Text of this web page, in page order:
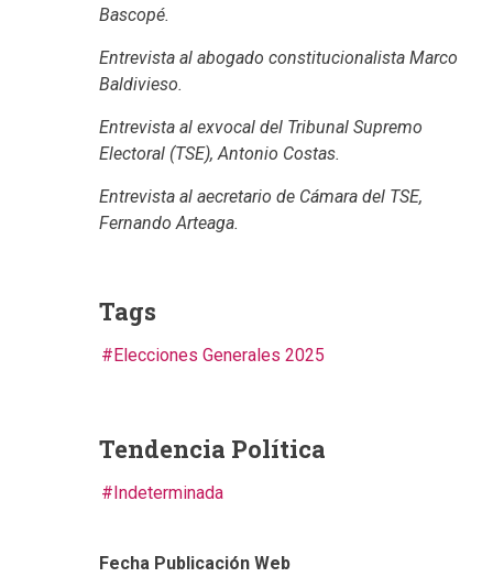
Bascopé.
Entrevista al abogado constitucionalista Marco
Baldivieso.
Entrevista al exvocal del Tribunal Supremo
Electoral (TSE), Antonio Costas.
Entrevista al aecretario de Cámara del TSE,
Fernando Arteaga.
Tags
Elecciones Generales 2025
Tendencia Política
Indeterminada
Fecha Publicación Web